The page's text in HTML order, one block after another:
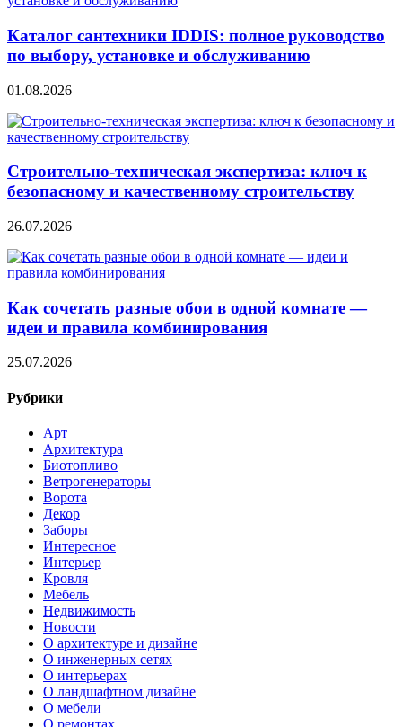
Каталог сантехники IDDIS: полное руководство
по выбору, установке и обслуживанию
01.08.2026
Строительно‑техническая экспертиза: ключ к
безопасному и качественному строительству
26.07.2026
Как сочетать разные обои в одной комнате —
идеи и правила комбинирования
25.07.2026
Рубрики
Арт
Архитектура
Биотопливо
Ветрогенераторы
Ворота
Декор
Заборы
Интересное
Интерьер
Кровля
Мебель
Недвижимость
Новости
О архитектуре и дизайне
О инженерных сетях
О интерьерах
О ландшафтном дизайне
О мебели
О ремонтах